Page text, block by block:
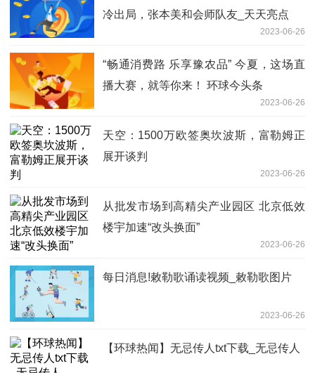
冷出局，张本美和会师队友_天天亮点
2023-06-26
“畅通消费路 乐享豫农品” 今夏，这场直
播大赛，就等你来！ 环球今头条
2023-06-26
天空：1500万欧签奥坎波斯，富勒姆正
展开谈判
2023-06-26
从批发市场到高精尖产业园区 北京低效
楼宇加速“改头换面”
2023-06-26
每日消息!敕勒歌诵读视频_敕勒歌图片
2023-06-26
【环球热闻】无忌传人txt下载_无忌传人